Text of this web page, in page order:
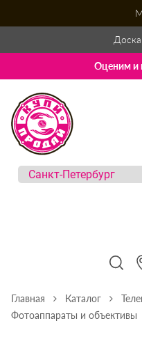
Оценим и
Главная Каталог
Фотоаппараты и объективы